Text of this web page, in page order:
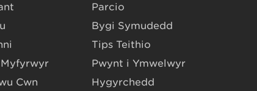
Cŵn
Parcio
Bygi Symudedd
Tips Teithio
Pwynt i Ymwelwyr
Hygyrchedd